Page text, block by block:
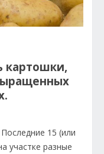
картошки,
15 (или
участке разные